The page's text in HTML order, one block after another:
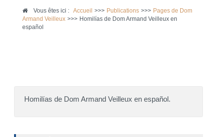
Vous êtes ici :Accueil >>> Publications >>> Pages de Dom
Armand Veilleux >>> Homilías de Dom Armand Veilleux en
español
Homilías de Dom Armand Veilleux en español.